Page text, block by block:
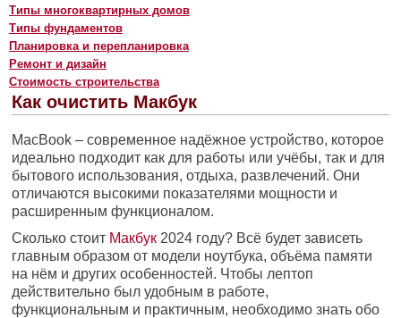
Типы многоквартирных домов
Типы фундаментов
Планировка и перепланировка
Ремонт и дизайн
Стоимость строительства
Как очистить Макбук
MacBook – современное надёжное устройство, которое
идеально подходит как для работы или учёбы, так и для
бытового использования, отдыха, развлечений. Они
отличаются высокими показателями мощности и
расширенным функционалом.
Сколько стоит Макбук 2024 году? Всё будет зависеть
главным образом от модели ноутбука, объёма памяти
на нём и других особенностей. Чтобы лептоп
действительно был удобным в работе,
функциональным и практичным, необходимо знать обо